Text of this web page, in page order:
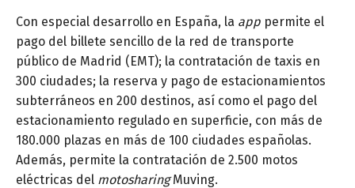
Con especial desarrollo en España, la app permite el
pago del billete sencillo de la red de transporte
público de Madrid (EMT); la contratación de taxis en
300 ciudades; la reserva y pago de estacionamientos
subterráneos en 200 destinos, así como el pago del
estacionamiento regulado en superficie, con más de
180.000 plazas en más de 100 ciudades españolas.
Además, permite la contratación de 2.500 motos
eléctricas del motosharingMuving.